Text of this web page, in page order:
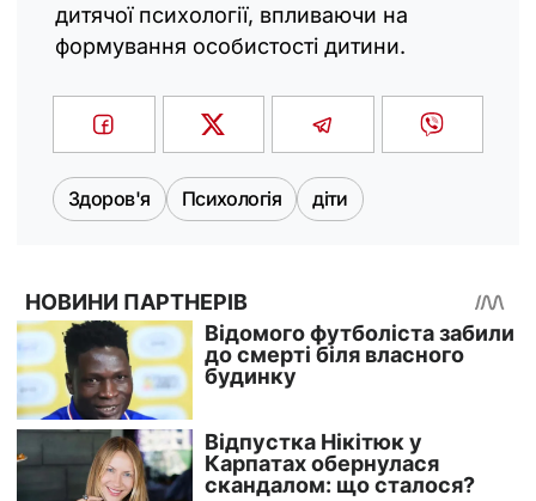
дитячої психології, впливаючи на
формування особистості дитини.
Здоров'я Психологія діти